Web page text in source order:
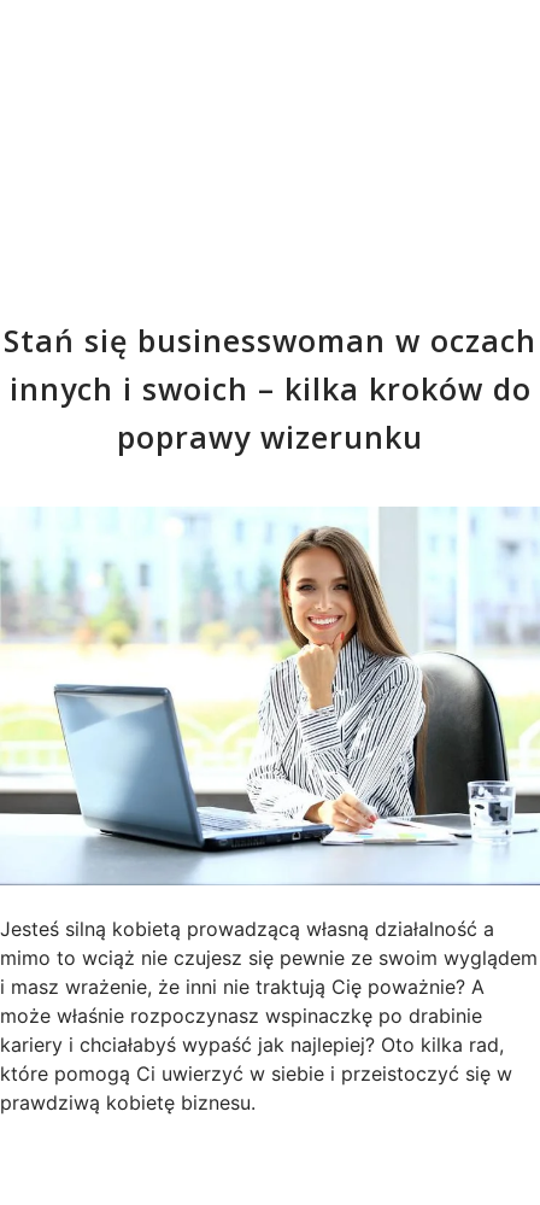
Stań się businesswoman w oczach
innych i swoich – kilka kroków do
poprawy wizerunku
Jesteś silną kobietą prowadzącą własną działalność a
mimo to wciąż nie czujesz się pewnie ze swoim wyglądem
i masz wrażenie, że inni nie traktują Cię poważnie? A
może właśnie rozpoczynasz wspinaczkę po drabinie
kariery i chciałabyś wypaść jak najlepiej? Oto kilka rad,
które pomogą Ci uwierzyć w siebie i przeistoczyć się w
prawdziwą kobietę biznesu.